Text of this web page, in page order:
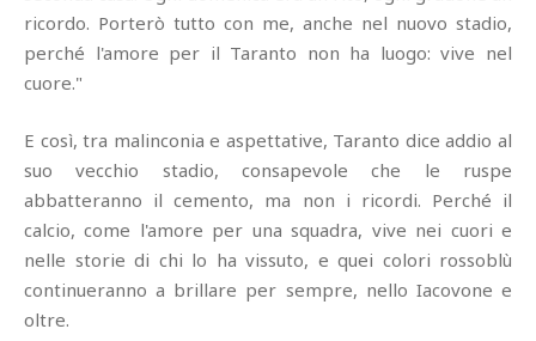
ricordo. Porterò tutto con me, anche nel nuovo stadio,
perché l'amore per il Taranto non ha luogo: vive nel
cuore."
E così, tra malinconia e aspettative, Taranto dice addio al
suo vecchio stadio, consapevole che le ruspe
abbatteranno il cemento, ma non i ricordi. Perché il
calcio, come l'amore per una squadra, vive nei cuori e
nelle storie di chi lo ha vissuto, e quei colori rossoblù
continueranno a brillare per sempre, nello Iacovone e
oltre.